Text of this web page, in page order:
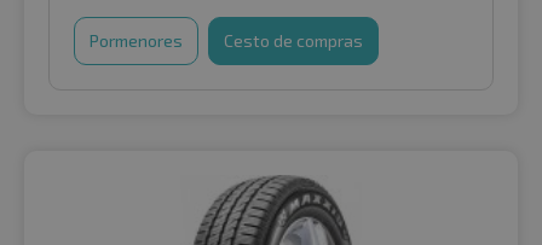
Pormenores Cesto de compras